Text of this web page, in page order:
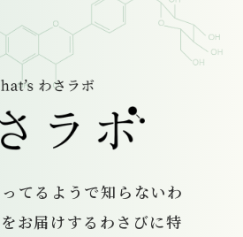
てるようで知らないわ
お届けする わさびに特